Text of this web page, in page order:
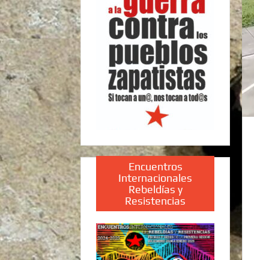
Encuentros
Internacionales
Rebeldías y
Resistencias